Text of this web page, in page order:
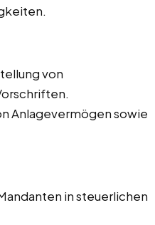
von
Anlagevermögen sowie
in steuerlichen